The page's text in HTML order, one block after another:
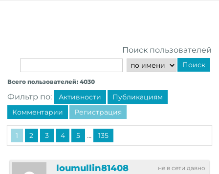
Поиск пользователей
Поиск
Всего пользователей: 4030
Фильтр по: Активности
Публикациям
Комментарии
Регистрация
1 2 3 4 5 ... 135
не в сети давно
loumullin81408